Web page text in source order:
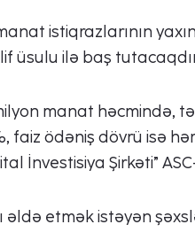
istiqrazlarının
üsulu ilə baş
manat həcmində,
faiz ödəniş dövrü isə
İnvestisiya Şirkəti”
əldə etmək istəyən